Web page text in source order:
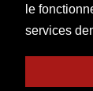
le
services